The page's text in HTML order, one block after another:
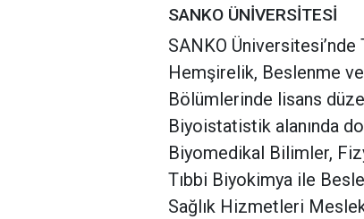
SANKO ÜNİVERSİTESİ
SANKO
Hemşirelik, Beslenme
Bölümlerinde lisans
Biyoistatistik alanında
Biyomedikal Bilimler,
Tıbbi Biyokimya ile
Sağlık Hizmetleri